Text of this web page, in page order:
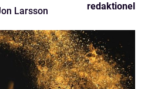
Larsson redaktionel